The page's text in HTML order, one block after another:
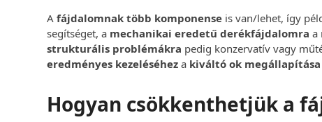
Afájdalomnak több komponense is van/lehet, így
segítséget, a mechanikai eredetű derékfájdalomra a
strukturális problémákra pedig konzervatív vagy
eredményes kezeléséhez a kiváltó ok megállapítása
Hogyan csökkenthetjük a